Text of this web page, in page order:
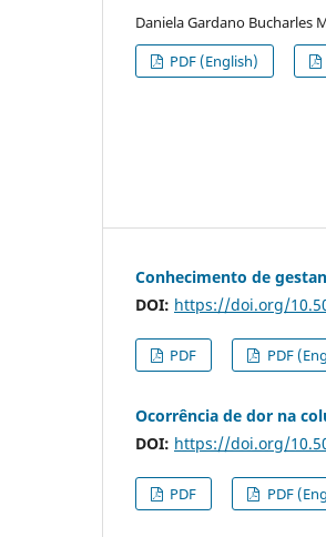
Daniela Gardano Bucharles
PDF (English)
Conhecimento de
DOI: https://doi.org/
PDF
PDF
Ocorrência de dor na
DOI: https://doi.org/
PDF
PDF